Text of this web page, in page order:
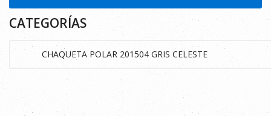
CATEGORÍAS